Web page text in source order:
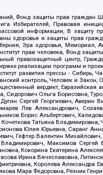
Фонд защиты прав граждан
Правовая
информации, В защиту
здоровья и защиты прав
Эра здоровья,
прав человека, Фонд
правозащитный центр,
реализации программ и
развития прессы - Сибирь,
контроль, Человек и
вердикт, Евразийская
Ольга Борисовна,
Сергей Георгиевич, Аверин
Лев Александрович,
Борис Альбертович,
Татьяна
Юлия Юрьевна, Саранг
Гефтер Валентин
Максимов Сергей
Кокорина Екатерина
Ирина Вячеславовна,
Королева Александра
Мара Федоровна, Резник